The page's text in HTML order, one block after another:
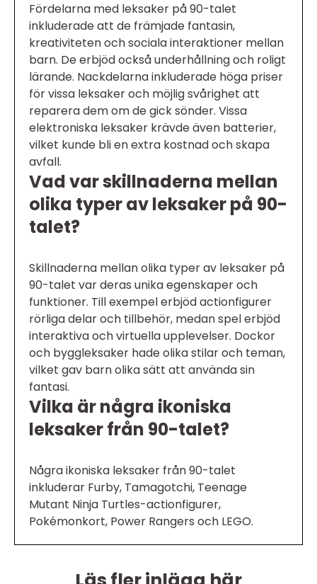
Fördelarna med leksaker på 90-talet
inkluderade att de främjade fantasin,
kreativiteten och sociala interaktioner mellan
barn. De erbjöd också underhållning och roligt
lärande. Nackdelarna inkluderade höga priser
för vissa leksaker och möjlig svårighet att
reparera dem om de gick sönder. Vissa
elektroniska leksaker krävde även batterier,
vilket kunde bli en extra kostnad och skapa
avfall.
Vad var skillnaderna mellan
olika typer av leksaker på 90-
talet?
Skillnaderna mellan olika typer av leksaker på
90-talet var deras unika egenskaper och
funktioner. Till exempel erbjöd actionfigurer
rörliga delar och tillbehör, medan spel erbjöd
interaktiva och virtuella upplevelser. Dockor
och byggleksaker hade olika stilar och teman,
vilket gav barn olika sätt att använda sin
fantasi.
Vilka är några ikoniska
leksaker från 90-talet?
Några ikoniska leksaker från 90-talet
inkluderar Furby, Tamagotchi, Teenage
Mutant Ninja Turtles-actionfigurer,
Pokémonkort, Power Rangers och LEGO.